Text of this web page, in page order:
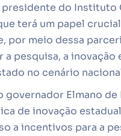
presidente do
terá um papel
por meio dessa
pesquisa, a
no cenário
governador Elmano
de inovação
a incentivos para a